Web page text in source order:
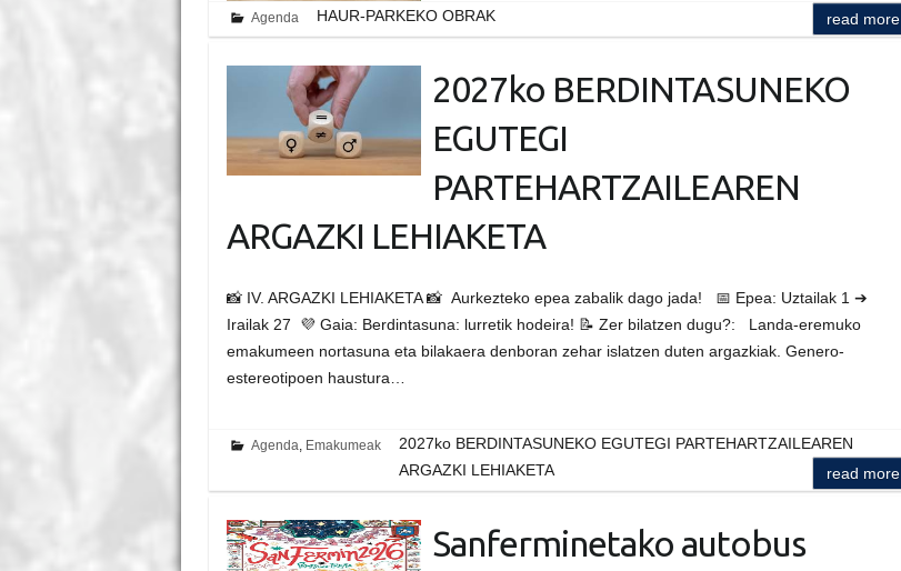
Agenda HAUR-PARKEKO OBRAK read more
2027ko BERDINTASUNEKO
EGUTEGI
PARTEHARTZAILEAREN
ARGAZKI LEHIAKETA
📸 IV. ARGAZKI LEHIAKETA 📸 Aurkezteko epea zabalik dago jada! 📅 Epea: Uztailak 1 ➔
Irailak 27 💜 Gaia: Berdintasuna: lurretik hodeira! 📝 Zer bilatzen dugu?: Landa-eremuko
emakumeen nortasuna eta bilakaera denboran zehar islatzen duten argazkiak. Genero-
estereotipoen haustura…
Agenda, Emakumeak
2027ko BERDINTASUNEKO EGUTEGI PARTEHARTZAILEAREN
ARGAZKI LEHIAKETA
read more
Sanferminetako autobus